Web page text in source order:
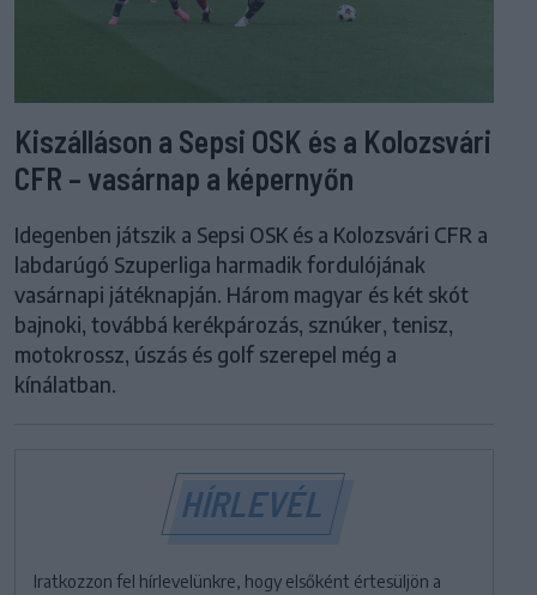
Kiszálláson a Sepsi OSK és a Kolozsvári
CFR – vasárnap a képernyőn
Idegenben játszik a Sepsi OSK és a Kolozsvári CFR a
labdarúgó Szuperliga harmadik fordulójának
vasárnapi játéknapján. Három magyar és két skót
bajnoki, továbbá kerékpározás, sznúker, tenisz,
motokrossz, úszás és golf szerepel még a
kínálatban.
HÍRLEVÉL
Iratkozzon fel hírlevelünkre, hogy elsőként értesüljön a